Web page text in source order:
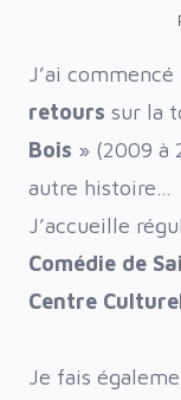
J’ai
retours sur la
Bois » (2009 à
autre histoire…
J’accueille
Comédie de
Centre
Je fais